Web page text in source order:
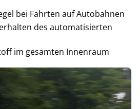
bei Fahrten auf Autobahnen
des automatisierten
im gesamten Innenraum